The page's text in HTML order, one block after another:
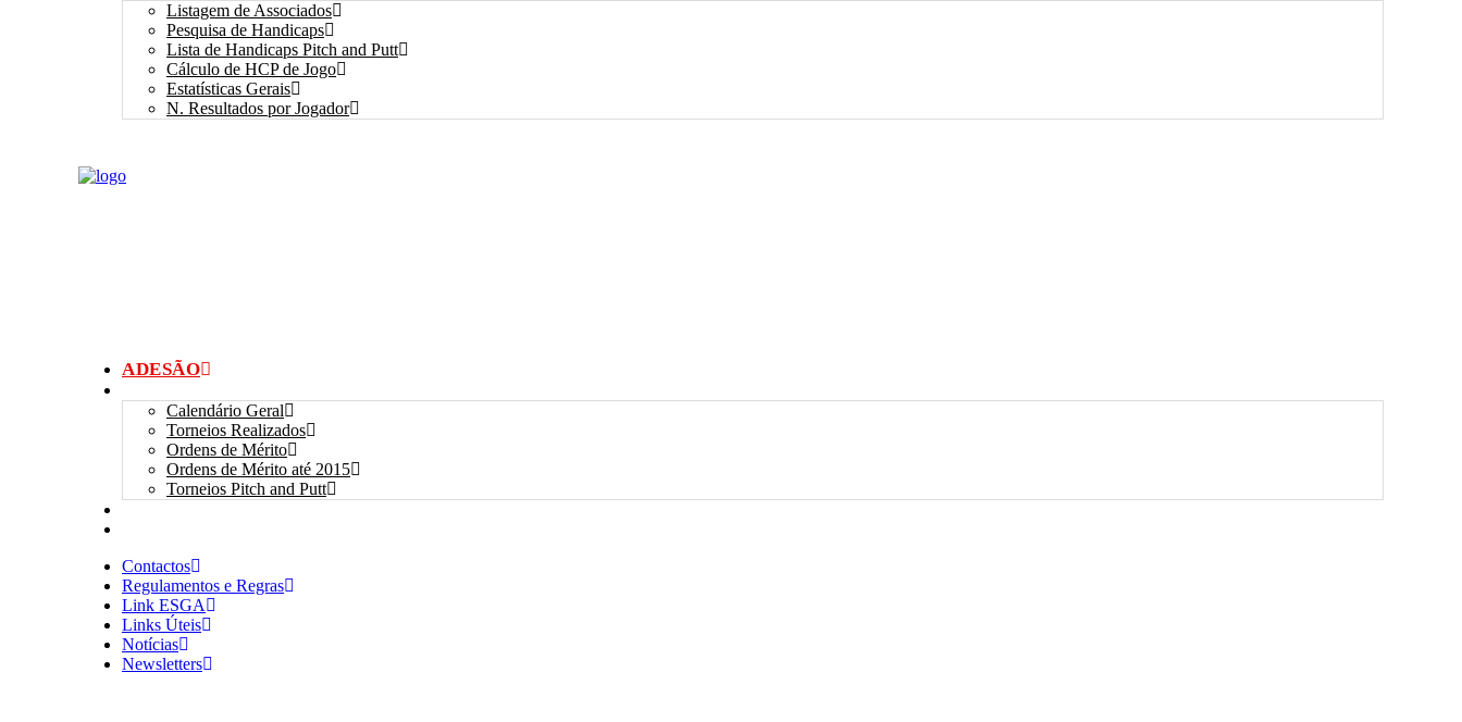
Listagem de Associados
Pesquisa de Handicaps
Lista de Handicaps Pitch and Putt
Cálculo de HCP de Jogo
Estatísticas Gerais
N. Resultados por Jogador
ADESÃO
Calendário Geral
Torneios Realizados
Ordens de Mérito
Ordens de Mérito até 2015
Torneios Pitch and Putt
Contactos
Regulamentos e Regras
Link ESGA
Links Úteis
Notícias
Newsletters